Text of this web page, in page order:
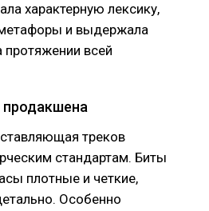
характерную лексику,
и выдержала
протяжении всей
продакшена
треков
стандартам. Биты
плотные и четкие,
Особенно